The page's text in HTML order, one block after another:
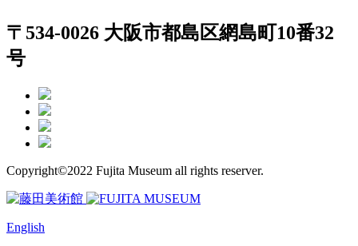
〒534-0026 大阪市都島区網島町10番32
号
Copyright©2022 Fujita Museum all rights reserver.
English